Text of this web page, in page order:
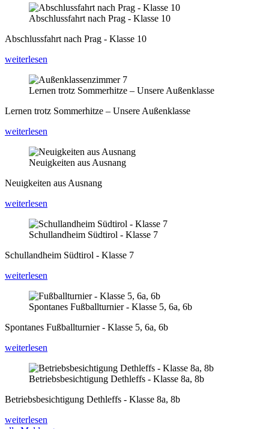
Abschlussfahrt nach Prag - Klasse 10
Abschlussfahrt nach Prag - Klasse 10
weiterlesen
Lernen trotz Sommerhitze – Unsere Außenklasse
Lernen trotz Sommerhitze – Unsere Außenklasse
weiterlesen
Neuigkeiten aus Ausnang
Neuigkeiten aus Ausnang
weiterlesen
Schullandheim Südtirol - Klasse 7
Schullandheim Südtirol - Klasse 7
weiterlesen
Spontanes Fußballturnier - Klasse 5, 6a, 6b
Spontanes Fußballturnier - Klasse 5, 6a, 6b
weiterlesen
Betriebsbesichtigung Dethleffs - Klasse 8a, 8b
Betriebsbesichtigung Dethleffs - Klasse 8a, 8b
weiterlesen